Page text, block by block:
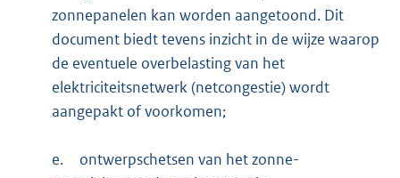
zonnepanelen kan worden aangetoond. Dit
document biedt tevens inzicht in de wijze waarop
de eventuele overbelasting van het
elektriciteitsnetwerk (netcongestie) wordt
aangepakt of voorkomen;
e.
ontwerpschetsen van het zonne-